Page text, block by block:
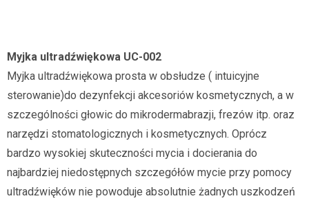
Myjka ultradźwiękowa UC-002
Myjka ultradźwiękowa prosta w obsłudze ( intuicyjne
sterowanie)do dezynfekcji akcesoriów kosmetycznych, a w
szczególności głowic do mikrodermabrazji, frezów itp. oraz
narzędzi stomatologicznych i kosmetycznych. Oprócz
bardzo wysokiej skuteczności mycia i docierania do
najbardziej niedostępnych szczegółów mycie przy pomocy
ultradźwięków nie powoduje absolutnie żadnych uszkodzeń